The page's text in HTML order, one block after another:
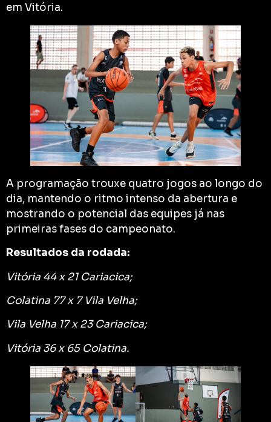
em Vitória.
A programação trouxe quatro jogos ao longo do
dia, mantendo o ritmo intenso da abertura e
mostrando o potencial das equipes já nas
primeiras fases do campeonato.
Resultados da rodada:
Vitória 44 x 21 Cariacica;
Colatina 77 x 7 Vila Velha;
Vila Velha 17 x 23 Cariacica;
Vitória 36 x 65 Colatina.